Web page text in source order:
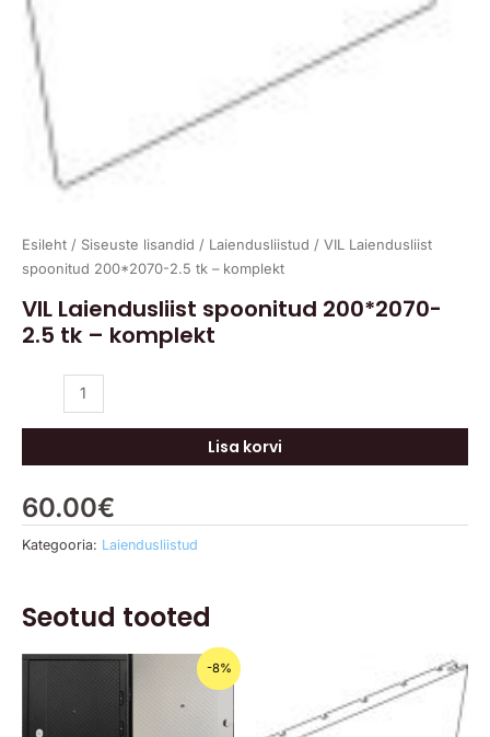
Esileht / Siseuste lisandid / Laiendusliistud / VIL Laiendusliist
spoonitud 200*2070-2.5 tk – komplekt
VIL Laiendusliist spoonitud 200*2070-
2.5 tk – komplekt
60.00€
Lisa korvi
Kategooria: Laiendusliistud
Seotud tooted
-8%
Algne
hind
oli:
490.00€.
Praegune
hind
on:
450.00€.